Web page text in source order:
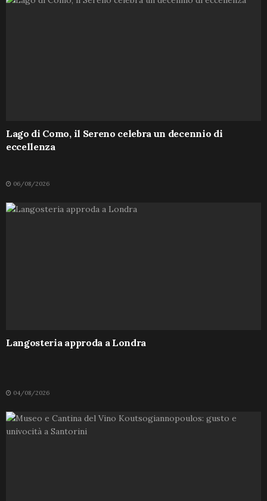
Lago di Como, il Sereno celebra un decennio di
eccellenza
06/08/2026
Langosteria approda a Londra
04/08/2026